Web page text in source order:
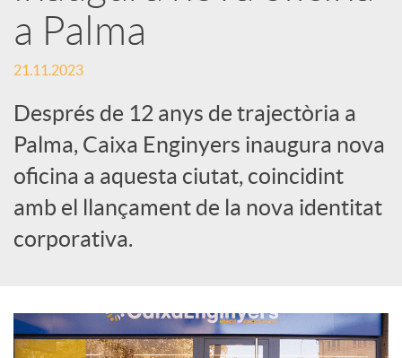
t
i
r
a
a
a Palma
21.11.2023
Després de 12 anys de trajectòria a
Palma, Caixa Enginyers inaugura nova
oficina a aquesta ciutat, coincidint
amb el llançament de la nova identitat
corporativa.